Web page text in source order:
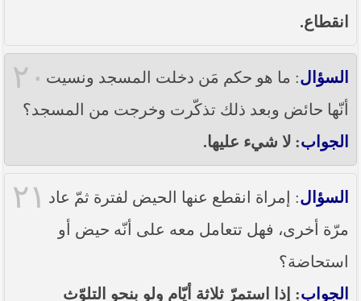
انقطاع.
٢٠ السؤال: ما هو حكم مَن دخلت المسجد ونسيت
أنّها حائض وبعد ذلك تذكّرت وخرجت من المسجد؟
الجواب: لا شيء عليها.
٢١ السؤال: إمراة انقطع عنها الحيض لفترة ثمّ عاد
مرّة أخرى، فهل تتعامل معه على أنّه حيض أو
استحاضة؟
الجواب: إذا استمرّ ثلاثة أيّام ولو بنحو التلوّث